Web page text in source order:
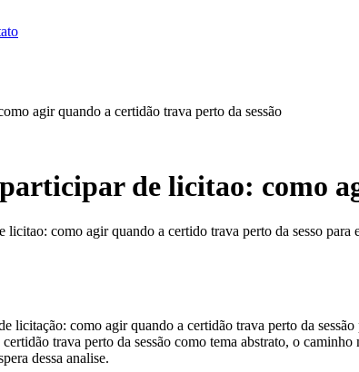
agir quando a certidão trava perto da sessão
de licitao: como
como agir quando a certido trava perto da sesso para
licitação: como agir quando a certidão trava perto da
trava perto da sessão como tema abstrato, o
dessa analise.